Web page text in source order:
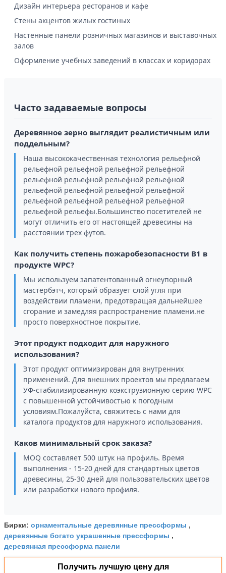
Дизайн интерьера ресторанов и кафе
Стены акцентов жилых гостиных
Настенные панели розничных магазинов и выставочных
залов
Оформление учебных заведений в классах и коридорах
Часто задаваемые вопросы
Деревянное зерно выглядит реалистичным или
поддельным?
Наша высококачественная технология рельефной
рельефной рельефной рельефной рельефной
рельефной рельефной рельефной рельефной
рельефной рельефной рельефной рельефной
рельефной рельефной рельефной рельефной
рельефной рельефы.Большинство посетителей не
могут отличить его от настоящей древесины на
расстоянии трех футов.
Как получить степень пожаробезопасности B1 в
продукте WPC?
Мы используем запатентованный огнеупорный
мастербэтч, который образует слой угля при
воздействии пламени, предотвращая дальнейшее
сгорание и замедляя распространение пламени.не
просто поверхностное покрытие.
Этот продукт подходит для наружного
использования?
Этот продукт оптимизирован для внутренних
применений. Для внешних проектов мы предлагаем
УФ-стабилизированную коэкструзионную серию WPC
с повышенной устойчивостью к погодным
условиям.Пожалуйста, свяжитесь с нами для
каталога продуктов для наружного использования.
Каков минимальный срок заказа?
MOQ составляет 500 штук на профиль. Время
выполнения - 15-20 дней для стандартных цветов
древесины, 25-30 дней для пользовательских цветов
или разработки нового профиля.
Бирки: орнаментальные деревянные прессформы ,
деревянные богато украшенные прессформы ,
деревянная прессформа панели
Получить лучшую цену для